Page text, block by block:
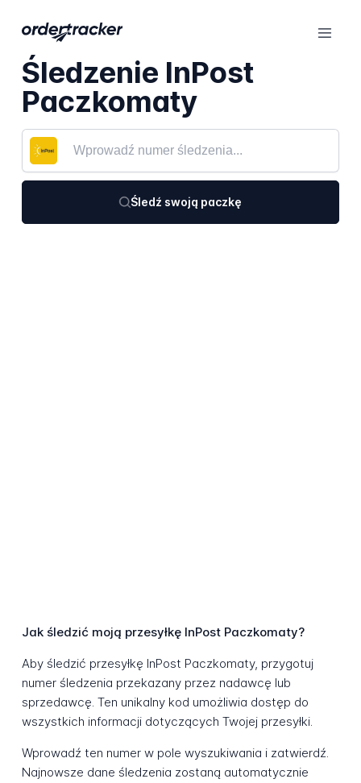
Śledzenie InPost
Paczkomaty
Śledź swoją paczkę
Jak śledzić moją przesyłkę InPost Paczkomaty?
Aby śledzić przesyłkę InPost Paczkomaty, przygotuj
numer śledzenia przekazany przez nadawcę lub
sprzedawcę. Ten unikalny kod umożliwia dostęp do
wszystkich informacji dotyczących Twojej przesyłki.
Wprowadź ten numer w pole wyszukiwania i zatwierdź.
Najnowsze dane śledzenia zostaną automatycznie